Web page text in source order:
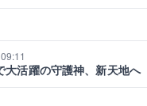
大活躍の守護神、新天地へ